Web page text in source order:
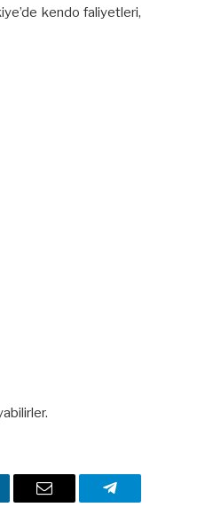
kendo faliyetleri,
Email Telegram